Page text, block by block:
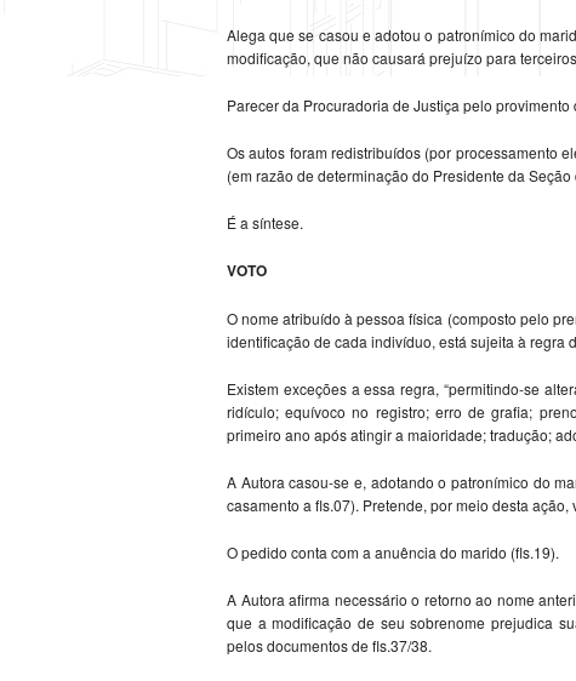
Alega que se casou e adotou o patronímico do
modificação, que não causará prejuízo para
Parecer da Procuradoria de Justiça pelo provimento
Os autos foram redistribuídos (por processamento
(em razão de determinação do Presidente da
É a síntese.
VOTO
O nome atribuído à pessoa física (composto pelo
identificação de cada indivíduo, está sujeita à regra
Existem exceções a essa regra, “permitindo-se
ridículo; equívoco no registro; erro de grafia;
primeiro ano após atingir a maioridade; tradução;
A Autora casou-se e, adotando o patronímico do
casamento a fls.07). Pretende, por meio desta
O pedido conta com a anuência do marido (fls.19).
A Autora afirma necessário o retorno ao nome
que a modificação de seu sobrenome prejudica
pelos documentos de fls.37/38.